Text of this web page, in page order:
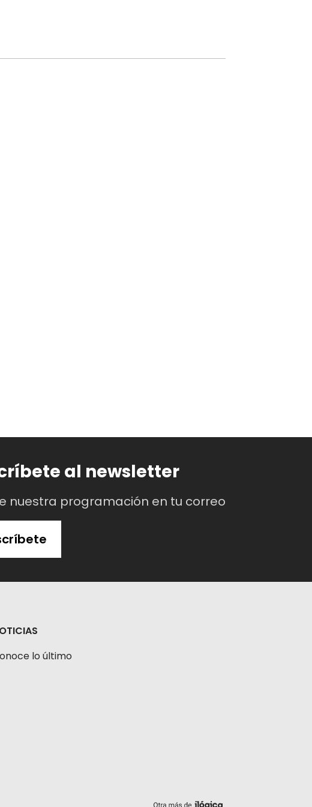
al newsletter
nuestra programación en tu correo
lo último